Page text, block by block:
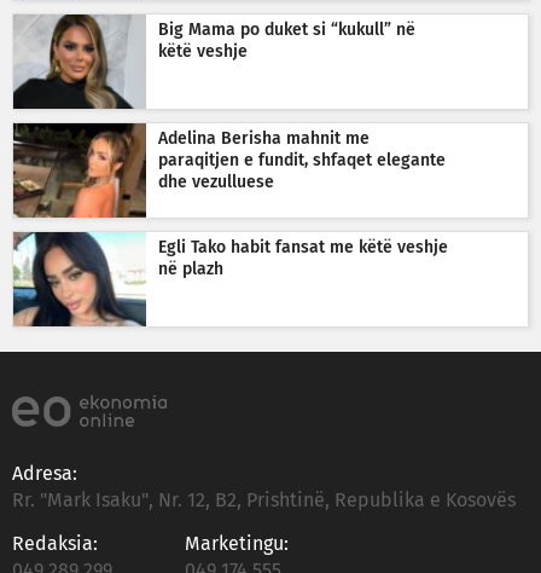
Big Mama po duket si “kukull” në
këtë veshje
Adelina Berisha mahnit me
paraqitjen e fundit, shfaqet elegante
dhe vezulluese
Egli Tako habit fansat me këtë veshje
në plazh
Adresa:
Rr. "Mark Isaku", Nr. 12, B2, Prishtinë, Republika e Kosovës
Redaksia:
Marketingu: